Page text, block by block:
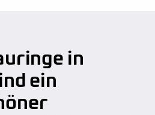
unabhängig von dem
(verkleinern,
(polieren, mattieren)
in
ein